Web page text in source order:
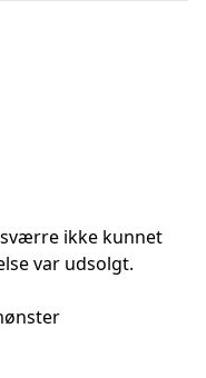
ikke kunnet
var udsolgt.